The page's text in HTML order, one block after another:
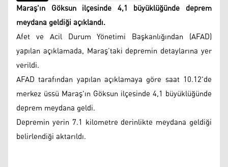
Maraş'ın Göksun ilçesinde 4,1 büyüklüğünde deprem
meydana geldiği açıklandı.
Afet ve Acil Durum Yönetimi Başkanlığından (AFAD)
yapılan açıklamada, Maraş’taki depremin detaylarına yer
verildi.
AFAD tarafından yapılan açıklamaya göre saat 10.12'de
merkez üssü Maraş'ın Göksun ilçesinde 4,1 büyüklüğünde
deprem meydana geldi.
Depremin yerin 7.1 kilometre derinlikte meydana geldiği
belirlendiği aktarıldı.